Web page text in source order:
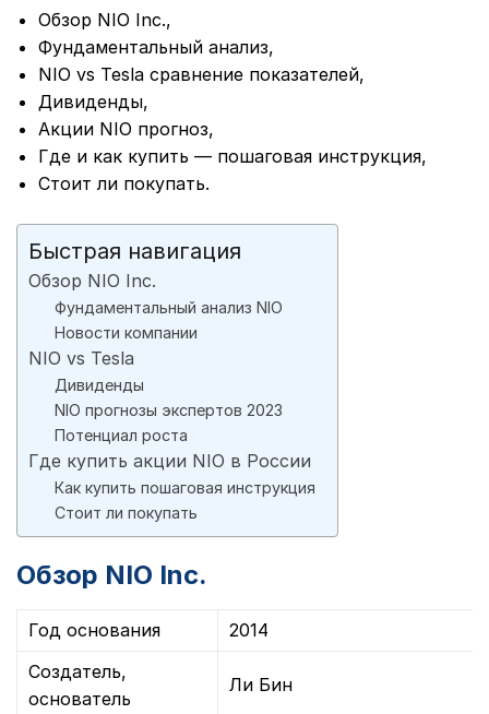
Обзор NIO Inc.,
Фундаментальный анализ,
NIO vs Tesla сравнение показателей,
Дивиденды,
Акции NIO прогноз,
Где и как купить — пошаговая инструкция,
Стоит ли покупать.
Быстрая навигация
Обзор NIO Inc.
Фундаментальный анализ NIO
Новости компании
NIO vs Tesla
Дивиденды
NIO прогнозы экспертов 2023
Потенциал роста
Где купить акции NIO в России
Как купить пошаговая инструкция
Стоит ли покупать
Обзор NIO Inc.
Год основания
2014
Создатель,
основатель
Ли Бин